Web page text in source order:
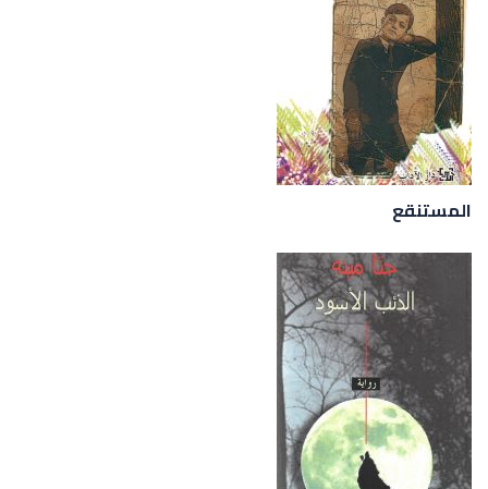
المستنقع